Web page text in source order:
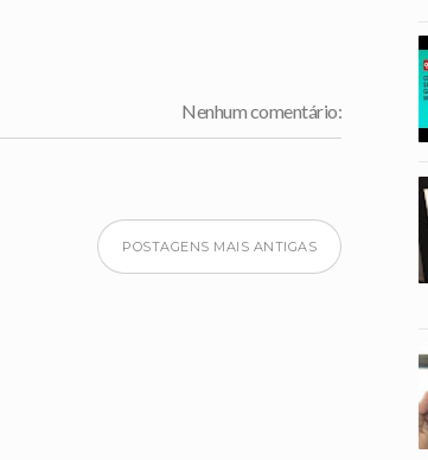
Nenhum comentário:
POSTAGENS MAIS ANTIGAS